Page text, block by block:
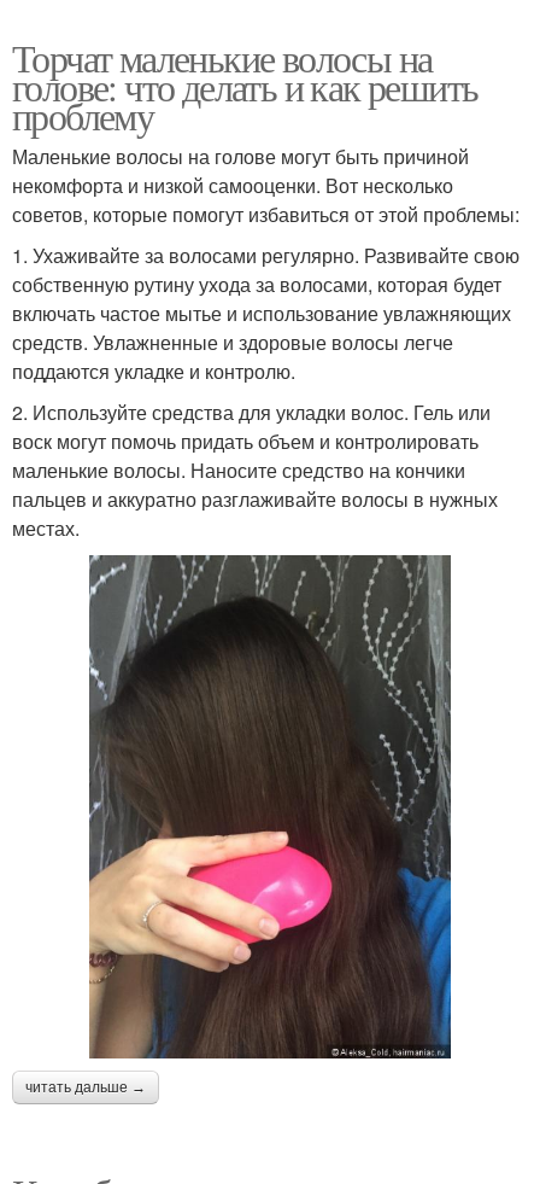
Торчат маленькие волосы на
голове: что делать и как решить
проблему
Маленькие волосы на голове могут быть причиной
некомфорта и низкой самооценки. Вот несколько
советов, которые помогут избавиться от этой проблемы:
1. Ухаживайте за волосами регулярно. Развивайте свою
собственную рутину ухода за волосами, которая будет
включать частое мытье и использование увлажняющих
средств. Увлажненные и здоровые волосы легче
поддаются укладке и контролю.
2. Используйте средства для укладки волос. Гель или
воск могут помочь придать объем и контролировать
маленькие волосы. Наносите средство на кончики
пальцев и аккуратно разглаживайте волосы в нужных
местах.
читать дальше →